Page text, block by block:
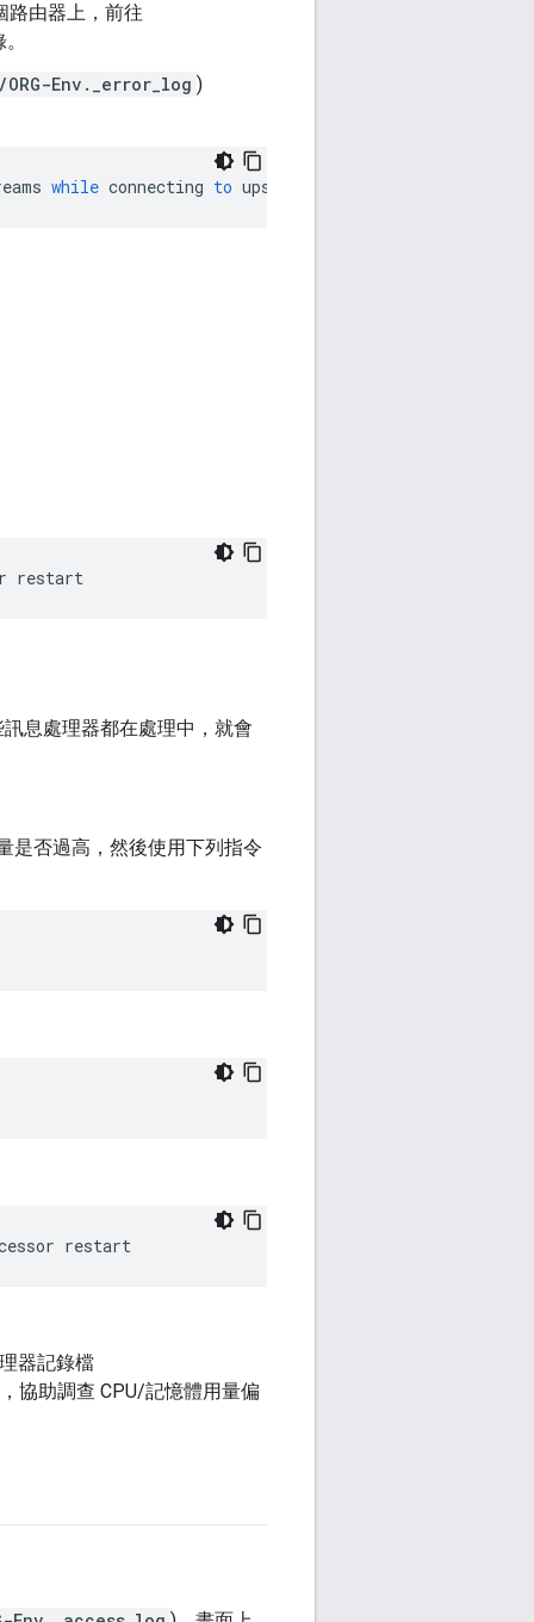
路由器上，前往
Env.
_error_log )
while connecting to upstream
restart
息處理器都在處理中，就會
是否過高，然後使用下列指令
restart
器記錄檔
協助調查 CPU/記憶體用量偏